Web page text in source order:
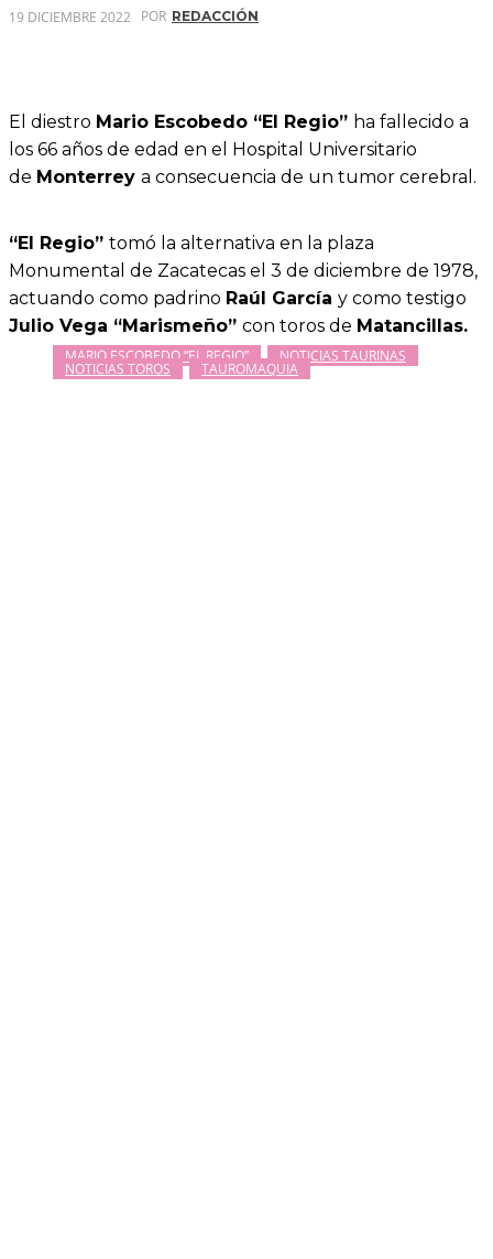
19 DICIEMBRE 2022 POR REDACCIÓN
El diestro Mario Escobedo “El Regio” ha fallecido a
los 66 años de edad en el Hospital Universitario
de Monterrey a consecuencia de un tumor cerebral.
“El Regio” tomó la alternativa en la plaza
Monumental de Zacatecas el 3 de diciembre de 1978,
actuando como padrino Raúl García y como testigo
Julio Vega “Marismeño” con toros de Matancillas.
MARIO ESCOBEDO “EL REGIO” NOTICIAS TAURINAS
NOTICIAS TOROS TAUROMAQUIA